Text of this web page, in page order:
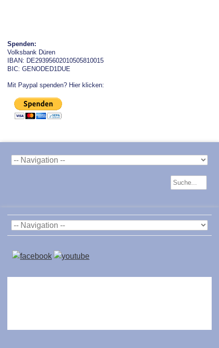
Spenden:
Volksbank Düren
IBAN: DE29395602010505810015
BIC: GENODED1DUE
Mit Paypal spenden? Hier klicken: